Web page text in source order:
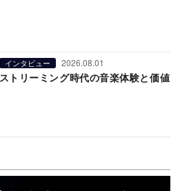
インタビュー 2026.08.01
ストリーミング時代の音楽体験と価値